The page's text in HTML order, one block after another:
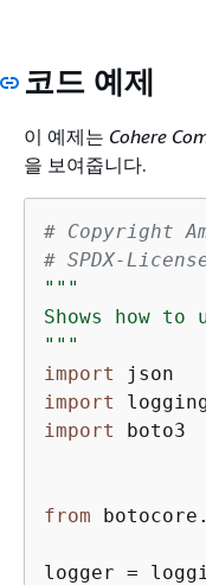
코드 예제
이 예제는 Cohere
을 보여줍니다.
# Copyright
# SPDX-
"""
Shows how to
"""
import
import
import
boto3
from
logger =